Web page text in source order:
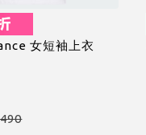
女短袖上衣